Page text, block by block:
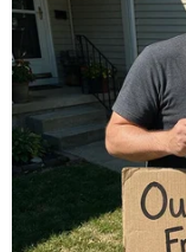
Theo dõi
TIN LIÊN